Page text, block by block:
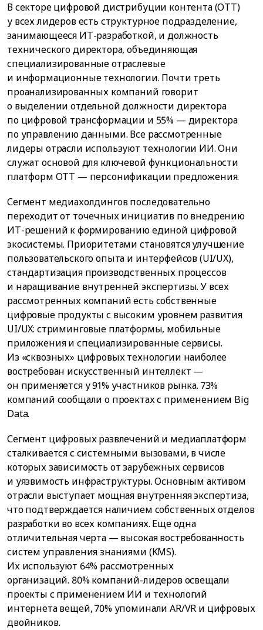
В секторе цифровой дистрибуции контента (ОТТ)
у всех лидеров есть структурное подразделение,
занимающееся ИТ-разработкой, и должность
технического директора, объединяющая
специализированные отраслевые
и информационные технологии. Почти треть
проанализированных компаний говорит
о выделении отдельной должности директора
по цифровой трансформации и 55% — директора
по управлению данными. Все рассмотренные
лидеры отрасли используют технологии ИИ. Они
служат основой для ключевой функциональности
платформ ОТТ — персонификации предложения.
Сегмент медиахолдингов последовательно
переходит от точечных инициатив по внедрению
ИТ-решений к формированию единой цифровой
экосистемы. Приоритетами становятся улучшение
пользовательского опыта и интерфейсов (UI/UX),
стандартизация производственных процессов
и наращивание внутренней экспертизы. У всех
рассмотренных компаний есть собственные
цифровые продукты с высоким уровнем развития
UI/UX: стриминговые платформы, мобильные
приложения и специализированные сервисы.
Из «сквозных» цифровых технологии наиболее
востребован искусственный интеллект —
он применяется у 91% участников рынка. 73%
компаний сообщали о проектах с применением Big
Data.
Сегмент цифровых развлечений и медиаплатформ
сталкивается с системными вызовами, в числе
которых зависимость от зарубежных сервисов
и уязвимость инфраструктуры. Основным активом
отрасли выступает мощная внутренняя экспертиза,
что подтверждается наличием собственных отделов
разработки во всех компаниях. Еще одна
отличительная черта — высокая востребованность
систем управления знаниями (KMS).
Их используют 64% рассмотренных
организаций. 80% компаний-лидеров освещали
проекты с применением ИИ и технологий
интернета вещей, 70% упоминали AR/VR и цифровых
двойников.